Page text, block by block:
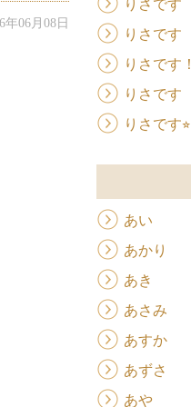
年06月08日
りさです
りさです
りさです！
りさです
りさです⭐︎
あい
あかり
あき
あさみ
あすか
あずさ
あや